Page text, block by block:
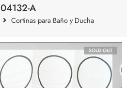
04132-A
Cortinas para Baño y Ducha
SOLD OUT